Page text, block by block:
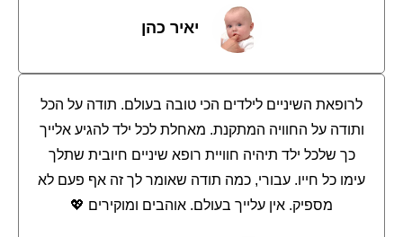
יאיר כהן
לרופאת השיניים לילדים הכי טובה בעולם. תודה על הכל
ותודה על החוויה המתקנת. מאחלת לכל ילד להגיע אלייך
כך שלכל ילד תיהיה חוויית רופא שיניים חיובית שתלך
עימו כל חייו. עבורי, כמה תודה שאומר לך זה אף פעם לא
מספיק. אין עלייך בעולם. אוהבים ומוקירים 💖